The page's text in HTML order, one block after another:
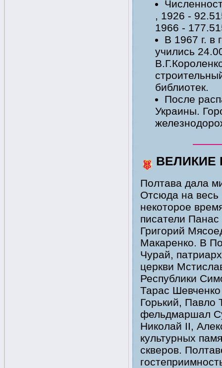
, 1926 -
1966 -
В 1967 г. в
учились
библиотек.
После
Украины.
ВЕЛИКИЕ
Полтава дала
Отсюда на весь
некоторое
писатели
Григорий
Макаренко. В
Чурай,
церкви
Республики
Тарас
Горький,
фельдмаршал
Николай II,
культурных
скверов.